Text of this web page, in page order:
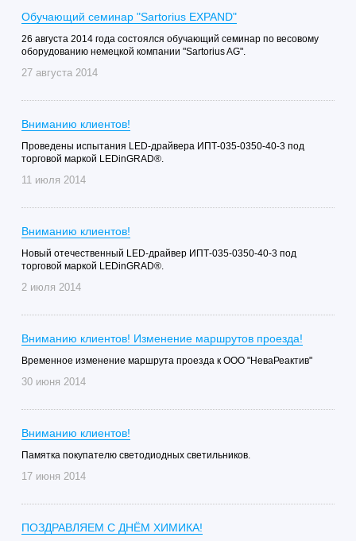
Обучающий семинар "Sartorius EXPAND"
26 августа 2014 года состоялся обучающий семинар по весовому
оборудованию немецкой компании "Sartorius AG".
27 августа 2014
Вниманию клиентов!
Проведены испытания LED-драйвера ИПТ-035-0350-40-3 под
торговой маркой LEDinGRAD®.
11 июля 2014
Вниманию клиентов!
Новый отечественный LED-драйвер ИПТ-035-0350-40-3 под
торговой маркой LEDinGRAD®.
2 июля 2014
Вниманию клиентов! Изменение маршрутов проезда!
Временное изменение маршрута проезда к ООО "НеваРеактив"
30 июня 2014
Вниманию клиентов!
Памятка покупателю светодиодных светильников.
17 июня 2014
ПОЗДРАВЛЯЕМ С ДНЁМ ХИМИКА!